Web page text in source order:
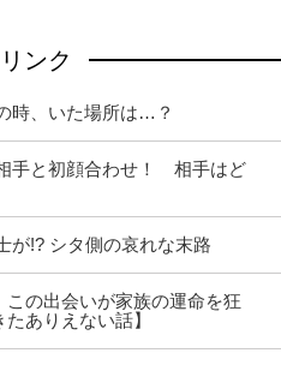
ンク
時、いた場所は…？
手と初顔合わせ！ 相手はど
が!? シタ側の哀れな末路
の出会いが家族の運命を狂
ありえない話】